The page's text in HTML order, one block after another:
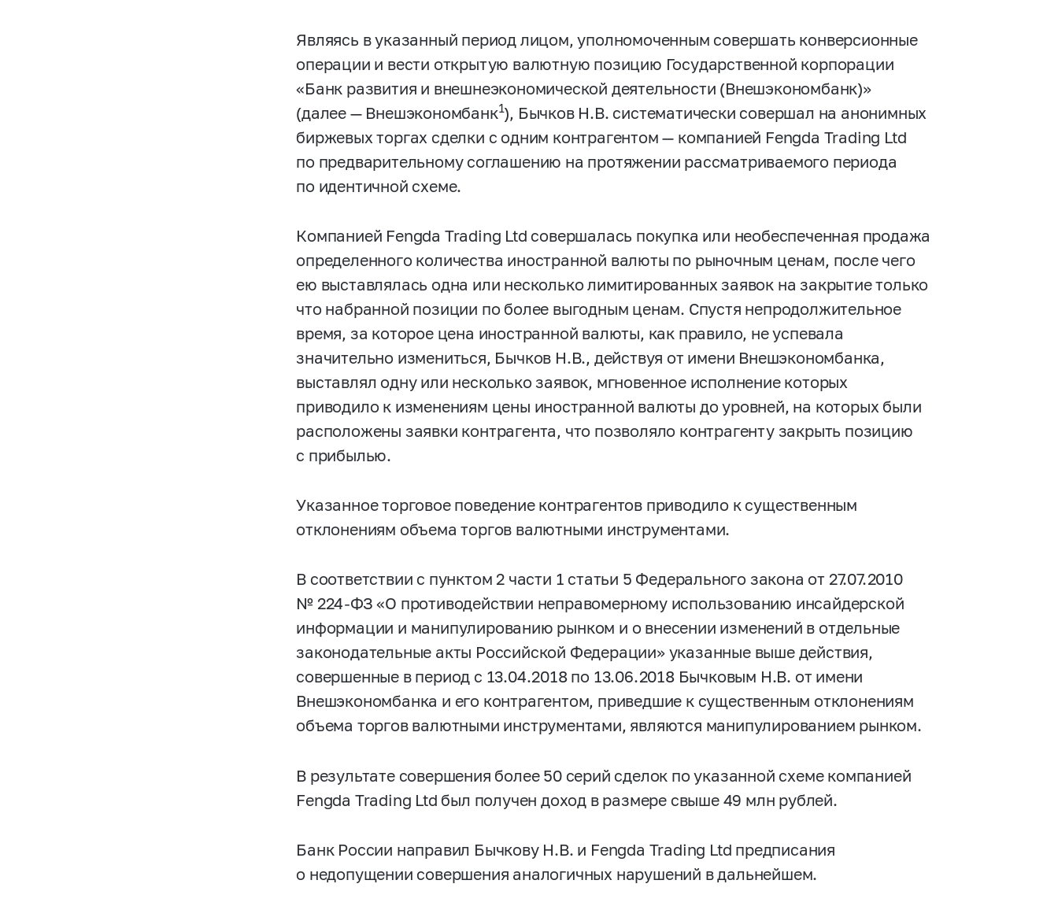
Являясь в указанный период лицом, уполномоченным совершать конверсионные
операции и вести открытую валютную позицию Государственной корпорации
«Банк развития и внешнеэкономической деятельности (Внешэкономбанк)»
(далее — Внешэкономбанк1), Бычков Н.В. систематически совершал на анонимных
биржевых торгах сделки с одним контрагентом — компанией Fengda Trading Ltd
по предварительному соглашению на протяжении рассматриваемого периода
по идентичной схеме.
Компанией Fengda Trading Ltd совершалась покупка или необеспеченная продажа
определенного количества иностранной валюты по рыночным ценам, после чего
ею выставлялась одна или несколько лимитированных заявок на закрытие только
что набранной позиции по более выгодным ценам. Спустя непродолжительное
время, за которое цена иностранной валюты, как правило, не успевала
значительно измениться, Бычков Н.В., действуя от имени Внешэкономбанка,
выставлял одну или несколько заявок, мгновенное исполнение которых
приводило к изменениям цены иностранной валюты до уровней, на которых были
расположены заявки контрагента, что позволяло контрагенту закрыть позицию
с прибылью.
Указанное торговое поведение контрагентов приводило к существенным
отклонениям объема торгов валютными инструментами.
В соответствии с пунктом 2 части 1 статьи 5 Федерального закона от 27.07.2010
№ 224-ФЗ «О противодействии неправомерному использованию инсайдерской
информации и манипулированию рынком и о внесении изменений в отдельные
законодательные акты Российской Федерации» указанные выше действия,
совершенные в период с 13.04.2018 по 13.06.2018 Бычковым Н.В. от имени
Внешэкономбанка и его контрагентом, приведшие к существенным отклонениям
объема торгов валютными инструментами, являются манипулированием рынком.
В результате совершения более 50 серий сделок по указанной схеме компанией
Fengda Trading Ltd был получен доход в размере свыше 49 млн рублей.
Банк России направил Бычкову Н.В. и Fengda Trading Ltd предписания
о недопущении совершения аналогичных нарушений в дальнейшем.